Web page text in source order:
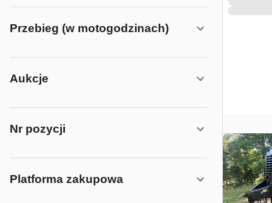
Przebieg (w motogodzinach)
Aukcje
Nr pozycji
Platforma zakupowa